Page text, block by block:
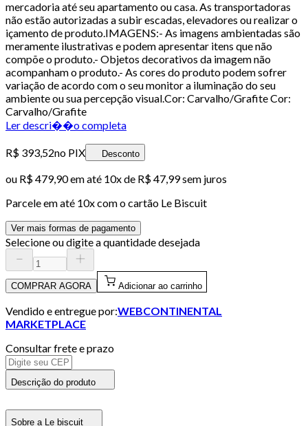
mercadoria até seu apartamento ou casa. As transportadoras
não estão autorizadas a subir escadas, elevadores ou realizar o
içamento de produto.IMAGENS:- As imagens ambientadas são
meramente ilustrativas e podem apresentar itens que não
compõe o produto.- Objetos decorativos da imagem não
acompanham o produto.- As cores do produto podem sofrer
variação de acordo com o seu monitor a iluminação do seu
ambiente ou sua percepção visual.Cor: Carvalho/Grafite Cor:
Carvalho/Grafite
Ler descri��o completa
R$ 393,52no PIX Desconto
ou R$ 479,90em até 10x de R$ 47,99 sem juros
Parcele em até 10x com o cartão Le Biscuit
Ver mais formas de pagamento
Selecione ou digite a quantidade desejada
COMPRAR AGORA Adicionar ao carrinho
Vendido e entregue por:WEBCONTINENTAL
MARKETPLACE
Consultar frete e prazo
Descrição do produto
Sobre a Le biscuit